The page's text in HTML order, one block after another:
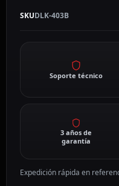
SKUDLK-403B
Soporte técnico
3 años de
garantía
Expedición rápida en